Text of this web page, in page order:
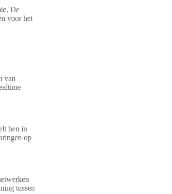
De
voor het
van
hen in
op
tussen